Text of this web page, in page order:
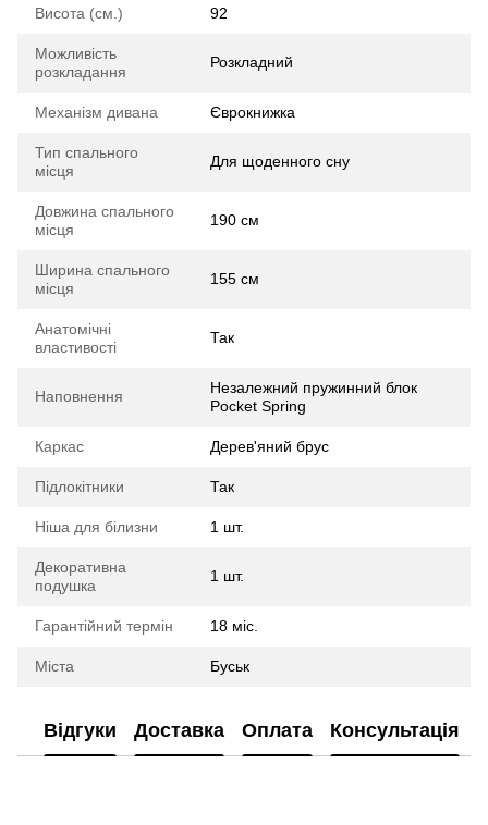
Висота (см.) 92
Можливість
розкладання
Розкладний
Механізм дивана Єврокнижка
Тип спального
місця
Для щоденного сну
Довжина спального
місця
190 см
Ширина спального
місця
155 см
Анатомічні
властивості
Так
Наповнення
Незалежний пружинний блок
Pocket Spring
Каркас Дерев'яний брус
Підлокітники Так
Ніша для білизни 1 шт.
Декоративна
подушка
1 шт.
Гарантійний термін 18 міс.
Міста Буськ
Відгуки Доставка Оплата Консультація